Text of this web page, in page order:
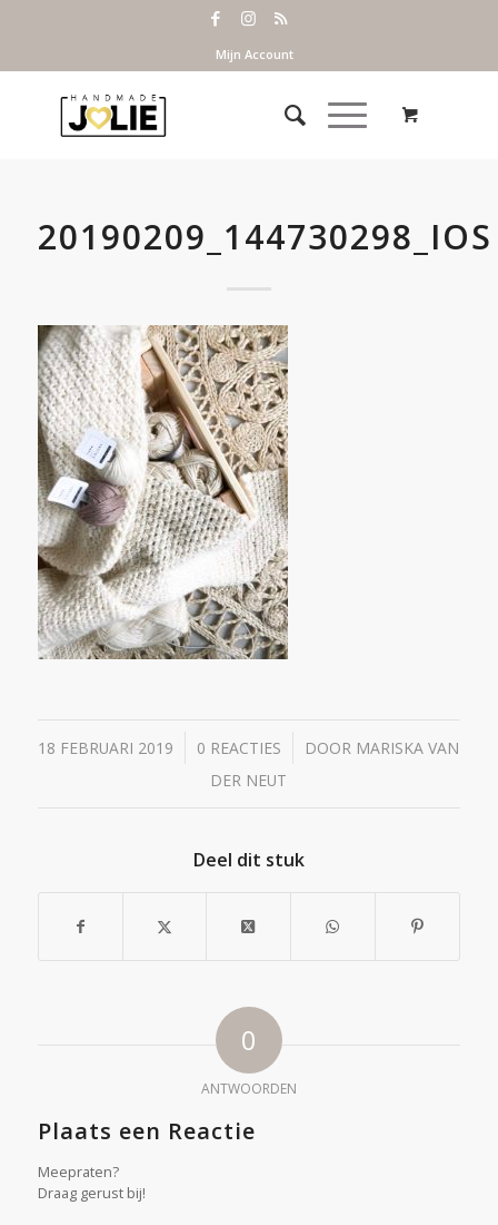
Mijn Account
20190209_144730298_IOS
18 FEBRUARI 2019
/ 0 REACTIES
/ DOOR MARISKA VAN
DER NEUT
Deel dit stuk
0
ANTWOORDEN
Plaats een Reactie
Meepraten?
Draag gerust bij!